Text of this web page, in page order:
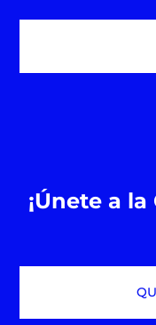
¡Únete a